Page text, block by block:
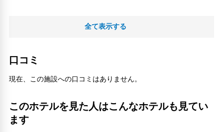
全て表示する
口コミ
現在、この施設への口コミはありません。
このホテルを見た人はこんなホテルも見てい
ます